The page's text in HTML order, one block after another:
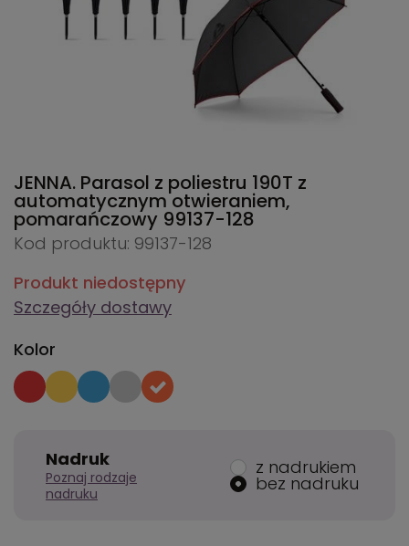
JENNA. Parasol z poliestru 190T z
automatycznym otwieraniem,
pomarańczowy 99137-128
Kod produktu: 99137-128
Produkt niedostępny
Szczegóły dostawy
Kolor
Nadruk
Poznaj rodzaje
nadruku
z nadrukiem
bez nadruku